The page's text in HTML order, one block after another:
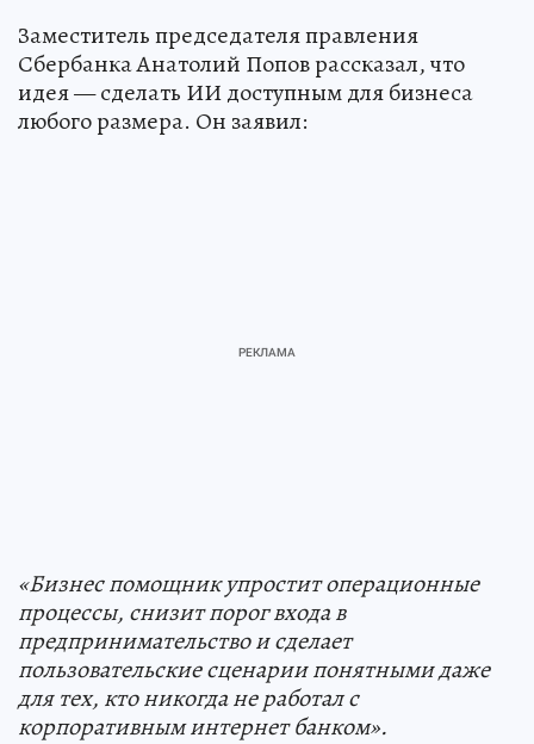
Заместитель председателя правления
Сбербанка Анатолий Попов рассказал, что
идея — сделать ИИ доступным для бизнеса
любого размера. Он заявил:
«Бизнес помощник упростит операционные
процессы, снизит порог входа в
предпринимательство и сделает
пользовательские сценарии понятными даже
для тех, кто никогда не работал с
корпоративным интернет банком».